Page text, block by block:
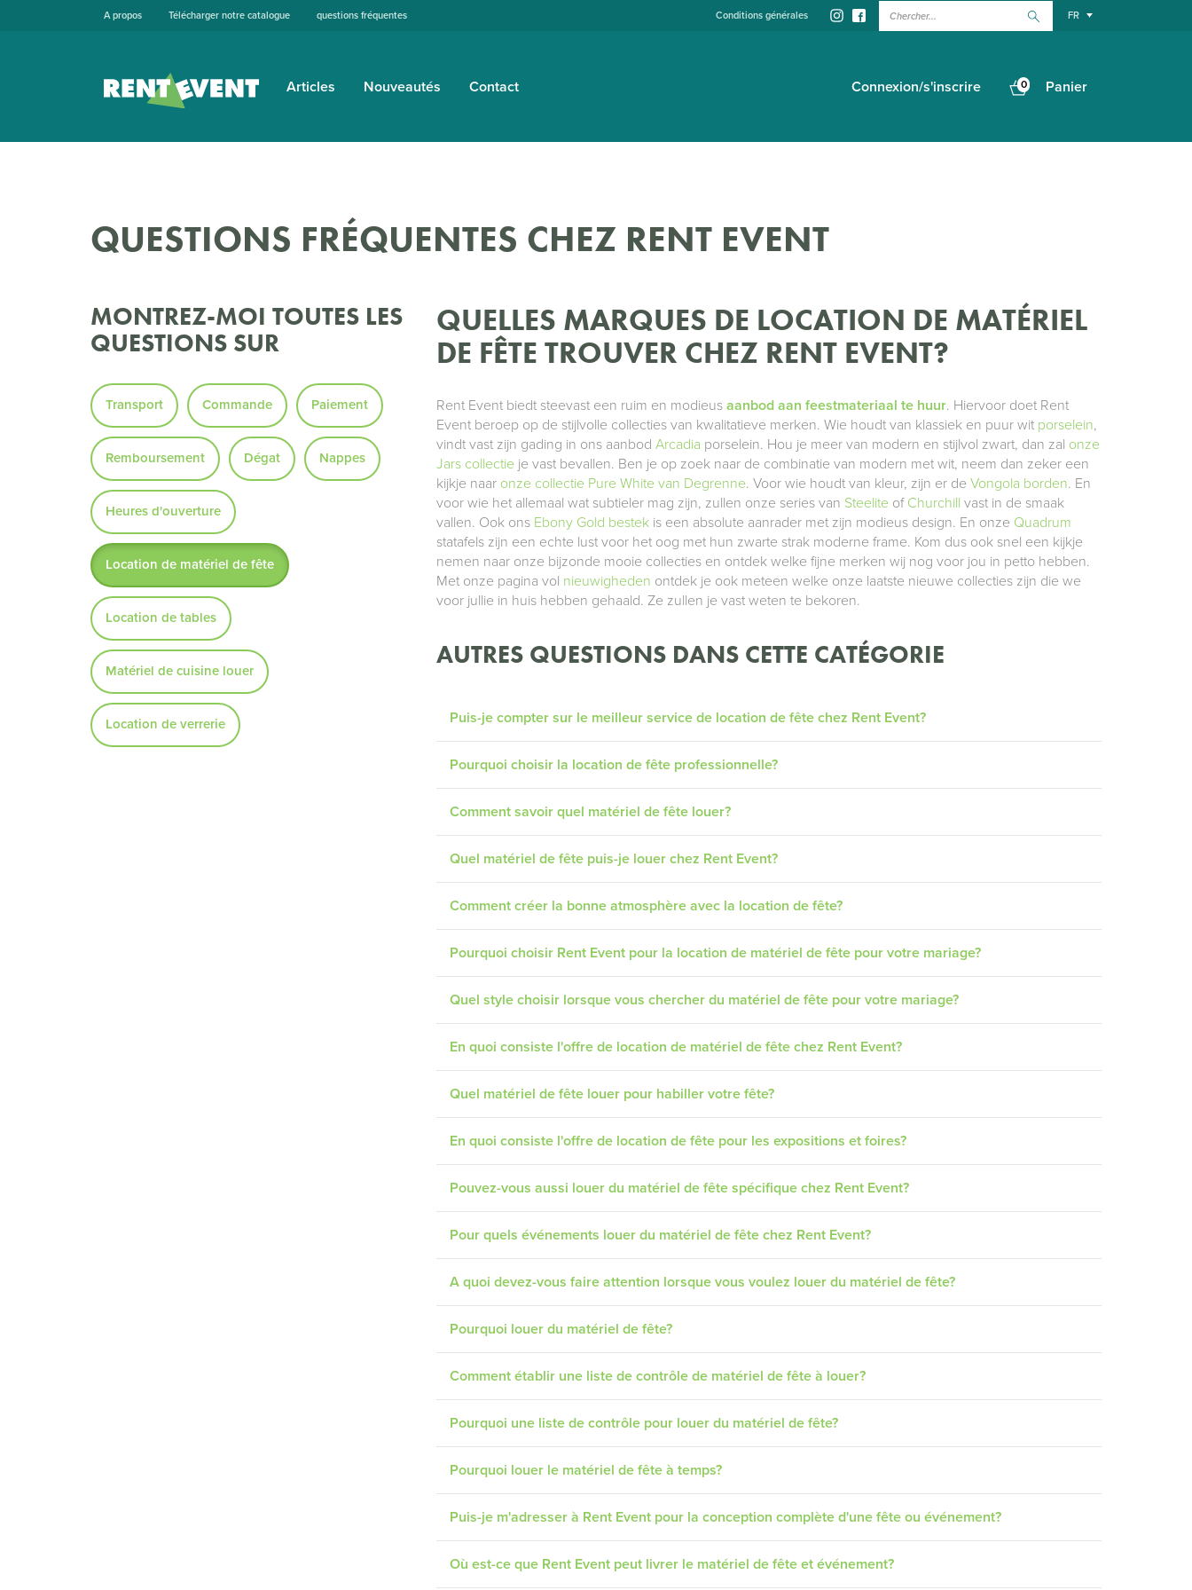
FR
Chercher...
Conditions générales
A propos Télécharger notre catalogue questions fréquentes
Articles Nouveautés Contact Connexion/s'inscrire Panier
0
QUESTIONS FRÉQUENTES CHEZ RENT EVENT
MONTREZ-MOI TOUTES LES
QUESTIONS SUR
Transport Commande Paiement
Remboursement Dégat Nappes
Heures d'ouverture
Location de matériel de fête
Location de tables
Matériel de cuisine louer
Location de verrerie
QUELLES MARQUES DE LOCATION DE MATÉRIEL
DE FÊTE TROUVER CHEZ RENT EVENT?
Rent Event biedt steevast een ruim en modieus aanbod aan feestmateriaal te huur. Hiervoor doet Rent
Event beroep op de stijlvolle collecties van kwalitatieve merken. Wie houdt van klassiek en puur wit porselein,
vindt vast zijn gading in ons aanbod Arcadia porselein. Hou je meer van modern en stijlvol zwart, dan zal onze
Jars collectie je vast bevallen. Ben je op zoek naar de combinatie van modern met wit, neem dan zeker een
kijkje naar onze collectie Pure White van Degrenne. Voor wie houdt van kleur, zijn er de Vongola borden. En
voor wie het allemaal wat subtieler mag zijn, zullen onze series van Steelite of Churchill vast in de smaak
vallen. Ook ons Ebony Gold bestek is een absolute aanrader met zijn modieus design. En onze Quadrum
statafels zijn een echte lust voor het oog met hun zwarte strak moderne frame. Kom dus ook snel een kijkje
nemen naar onze bijzonde mooie collecties en ontdek welke fijne merken wij nog voor jou in petto hebben.
Met onze pagina vol nieuwigheden ontdek je ook meteen welke onze laatste nieuwe collecties zijn die we
voor jullie in huis hebben gehaald. Ze zullen je vast weten te bekoren.
AUTRES QUESTIONS DANS CETTE CATÉGORIE
Puis-je compter sur le meilleur service de location de fête chez Rent Event?
Pourquoi choisir la location de fête professionnelle?
Comment savoir quel matériel de fête louer?
Quel matériel de fête puis-je louer chez Rent Event?
Comment créer la bonne atmosphère avec la location de fête?
Pourquoi choisir Rent Event pour la location de matériel de fête pour votre mariage?
Quel style choisir lorsque vous chercher du matériel de fête pour votre mariage?
En quoi consiste l'offre de location de matériel de fête chez Rent Event?
Quel matériel de fête louer pour habiller votre fête?
En quoi consiste l'offre de location de fête pour les expositions et foires?
Pouvez-vous aussi louer du matériel de fête spécifique chez Rent Event?
Pour quels événements louer du matériel de fête chez Rent Event?
A quoi devez-vous faire attention lorsque vous voulez louer du matériel de fête?
Pourquoi louer du matériel de fête?
Comment établir une liste de contrôle de matériel de fête à louer?
Pourquoi une liste de contrôle pour louer du matériel de fête?
Pourquoi louer le matériel de fête à temps?
Puis-je m'adresser à Rent Event pour la conception complète d'une fête ou événement?
Où est-ce que Rent Event peut livrer le matériel de fête et événement?